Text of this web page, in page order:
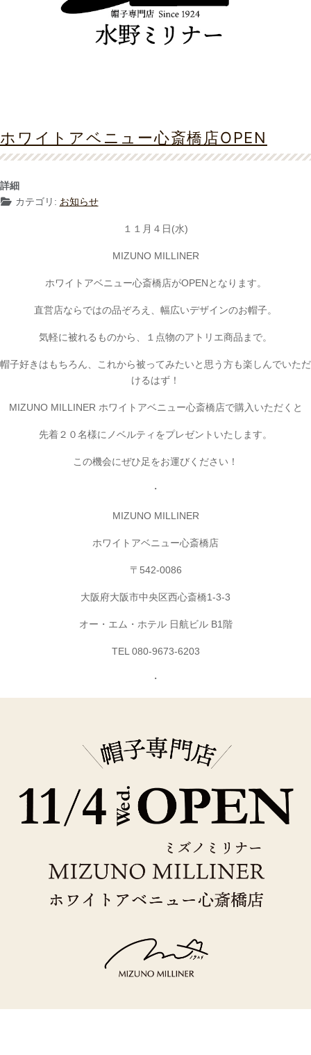
ホワイトアベニュー心斎橋店OPEN
詳細
カテゴリ: お知らせ
１１月４日(水)
MIZUNO MILLINER
ホワイトアベニュー心斎橋店がOPENとなります。
直営店ならではの品ぞろえ、幅広いデザインのお帽子。
気軽に被れるものから、１点物のアトリエ商品まで。
帽子好きはもちろん、これから被ってみたいと思う方も楽しんでいただ
けるはず！
MIZUNO MILLINER ホワイトアベニュー心斎橋店で購入いただくと
先着２０名様にノベルティをプレゼントいたします。
この機会にぜひ足をお運びください！
・
MIZUNO MILLINER
ホワイトアベニュー心斎橋店
〒542-0086
大阪府大阪市中央区西心斎橋1-3-3
オー・エム・ホテル 日航ビル B1階
TEL 080-9673-6203
・